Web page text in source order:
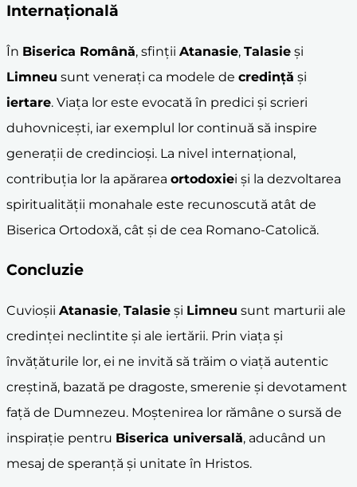
Internațională
În Biserica Română, sfinții Atanasie, Talasie și
Limneu sunt venerați ca modele de credință și
iertare. Viața lor este evocată în predici și scrieri
duhovnicești, iar exemplul lor continuă să inspire
generații de credincioși. La nivel internațional,
contribuția lor la apărarea ortodoxiei și la dezvoltarea
spiritualității monahale este recunoscută atât de
Biserica Ortodoxă, cât și de cea Romano-Catolică.
Concluzie
Cuvioșii Atanasie, Talasie și Limneu sunt marturii ale
credinței neclintite și ale iertării. Prin viața și
învățăturile lor, ei ne invită să trăim o viață autentic
creștină, bazată pe dragoste, smerenie și devotament
față de Dumnezeu. Moștenirea lor rămâne o sursă de
inspirație pentru Biserica universală, aducând un
mesaj de speranță și unitate în Hristos.